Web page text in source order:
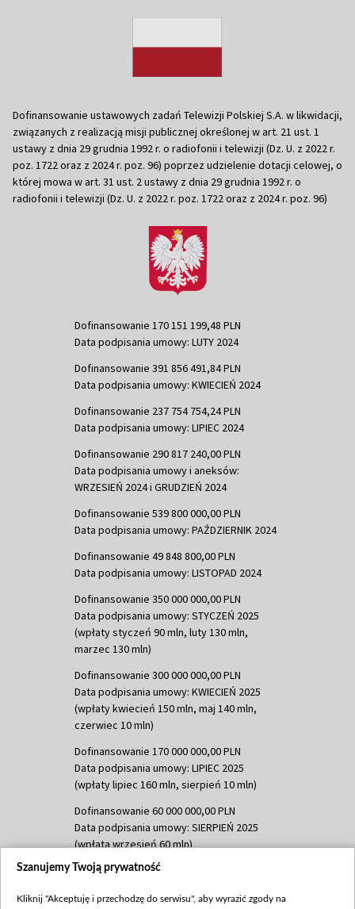
Dofinansowanie ustawowych zadań Telewizji Polskiej S.A. w likwidacji,
związanych z realizacją misji publicznej określonej w art. 21 ust. 1
ustawy z dnia 29 grudnia 1992 r. o radiofonii i telewizji (Dz. U. z 2022 r.
poz. 1722 oraz z 2024 r. poz. 96) poprzez udzielenie dotacji celowej, o
której mowa w art. 31 ust. 2 ustawy z dnia 29 grudnia 1992 r. o
radiofonii i telewizji (Dz. U. z 2022 r. poz. 1722 oraz z 2024 r. poz. 96)
Dofinansowanie 170 151 199,48 PLN
Data podpisania umowy: LUTY 2024
Dofinansowanie 391 856 491,84 PLN
Data podpisania umowy: KWIECIEŃ 2024
Dofinansowanie 237 754 754,24 PLN
Data podpisania umowy: LIPIEC 2024
Dofinansowanie 290 817 240,00 PLN
Data podpisania umowy i aneksów:
WRZESIEŃ 2024 i GRUDZIEŃ 2024
Dofinansowanie 539 800 000,00 PLN
Data podpisania umowy: PAŹDZIERNIK 2024
Dofinansowanie 49 848 800,00 PLN
Data podpisania umowy: LISTOPAD 2024
Dofinansowanie 350 000 000,00 PLN
Data podpisania umowy: STYCZEŃ 2025
(wpłaty styczeń 90 mln, luty 130 mln,
marzec 130 mln)
Dofinansowanie 300 000 000,00 PLN
Data podpisania umowy: KWIECIEŃ 2025
(wpłaty kwiecień 150 mln, maj 140 mln,
czerwiec 10 mln)
Dofinansowanie 170 000 000,00 PLN
Data podpisania umowy: LIPIEC 2025
(wpłaty lipiec 160 mln, sierpień 10 mln)
Dofinansowanie 60 000 000,00 PLN
Data podpisania umowy: SIERPIEŃ 2025
(wpłata wrzesień 60 mln)
Dofinansowanie 635 783 051,21 PLN
(wpłata wrzesień 100 mln, październik 350
Szanujemy Twoją prywatność
Kliknij "Akceptuję i przechodzę do serwisu", aby wyrazić zgody na